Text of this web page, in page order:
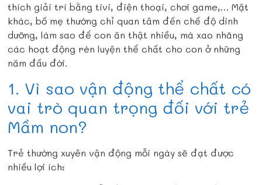
thích giải trí bằng tivi, điện thoại, chơi game,… Mặt
khác, bố mẹ thường chỉ quan tâm đến chế độ dinh
dưỡng, làm sao để con ăn thật nhiều, mà xao nhãng
các hoạt động rèn luyện thể chất cho con ở những
năm đầu đời.
1. Vì sao vận động thể chất có
vai trò quan trọng đối với trẻ
Mầm non?
Trẻ thường xuyên vận động mỗi ngày sẽ đạt được
nhiều lợi ích: